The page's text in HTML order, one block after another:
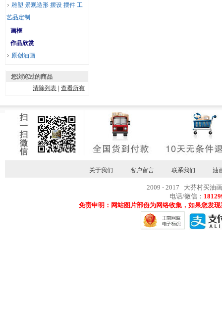
雕塑 景观造形 摆设 摆件 工
艺品定制
画框
作品欣赏
原创油画
您浏览过的商品
清除列表 |查看所有
关于我们 客户留言 联系我们 油
2009 - 2017 大芬村买油
电话/微信：
免责申明：网站图片部份为网络收集，如果您发